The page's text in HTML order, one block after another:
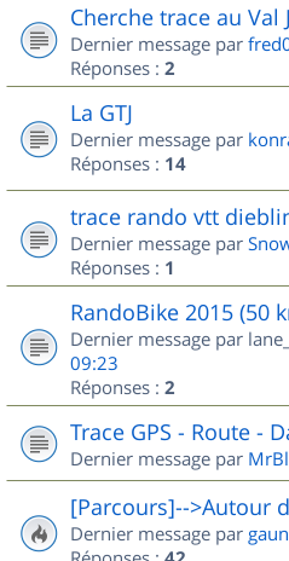
Cherche trace au Val
Dernier message par
Réponses : 2
La GTJ
Dernier message par
Réponses : 14
trace rando vtt
Dernier message par
Réponses : 1
RandoBike 2015 (50
Dernier message par
09:23
Réponses : 2
Trace GPS - Route -
Dernier message par
[Parcours]-->Autour
Dernier message par